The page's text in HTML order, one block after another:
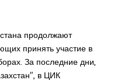
продолжают
принять участие в
За последние дни,
в ЦИК